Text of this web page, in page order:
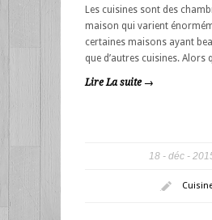
Les cuisines sont des
maison qui varient
certaines maisons ayant
que d’autres cuisines. Alors
Lire La suite →
18 déc